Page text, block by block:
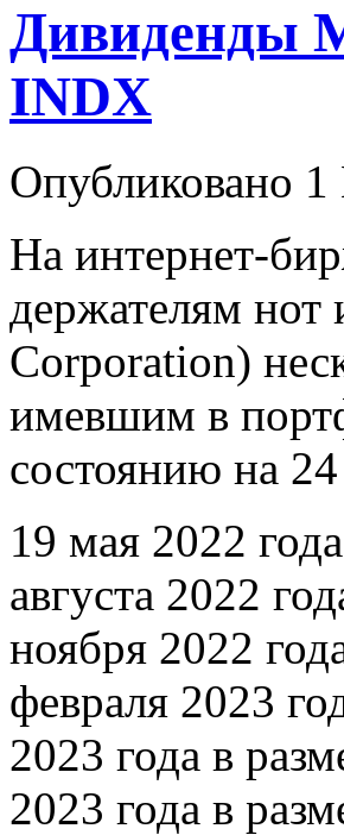
Дивиденды
INDX
Опубликовано
На интернет-
держателям
Corporation)
имевшим в
состоянию на
19 мая 2022
августа 2022
ноября 2022
февраля 2023
2023 года в
2023 года в